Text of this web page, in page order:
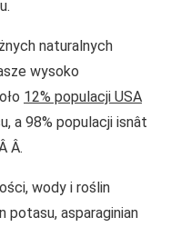
naturalnych
wysoko
12% populacji USA
a 98% populacji isnât
Â.
wody i roślin
potasu, asparaginian